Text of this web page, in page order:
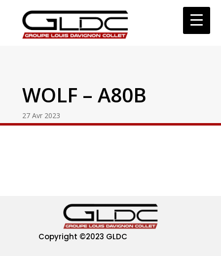
WOLF – A80B
27 Avr 2023
Copyright ©2023 GLDC